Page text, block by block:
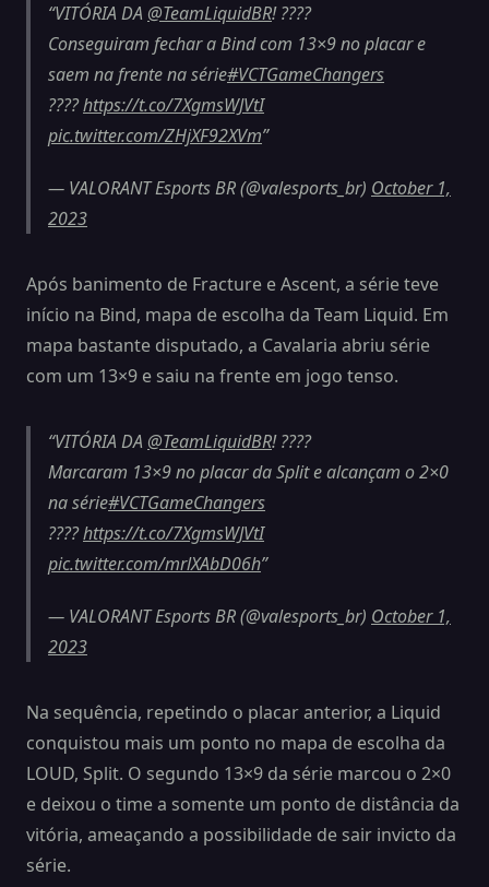
VITÓRIA DA @TeamLiquidBR! ????
Conseguiram fechar a Bind com 13×9 no placar e
saem na frente na série#VCTGameChangers
????https://t.co/7XgmsWJVtI
pic.twitter.com/ZHjXF92XVm
— VALORANT Esports BR (@valesports_br) October 1,
2023
Após banimento de Fracture e Ascent, a série teve
início na Bind, mapa de escolha da Team Liquid. Em
mapa bastante disputado, a Cavalaria abriu série
com um 13×9 e saiu na frente em jogo tenso.
VITÓRIA DA @TeamLiquidBR! ????
Marcaram 13×9 no placar da Split e alcançam o 2×0
na série#VCTGameChangers
????https://t.co/7XgmsWJVtI
pic.twitter.com/mrlXAbD06h
— VALORANT Esports BR (@valesports_br) October 1,
2023
Na sequência, repetindo o placar anterior, a Liquid
conquistou mais um ponto no mapa de escolha da
LOUD, Split. O segundo 13×9 da série marcou o 2×0
e deixou o time a somente um ponto de distância da
vitória, ameaçando a possibilidade de sair invicto da
série.